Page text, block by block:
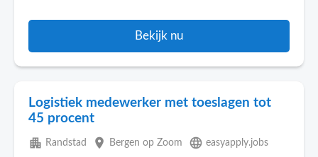
Bekijk nu
Logistiek medewerker met toeslagen tot
45 procent
apartment Randstad place Bergen op Zoom language easyapply.jobs